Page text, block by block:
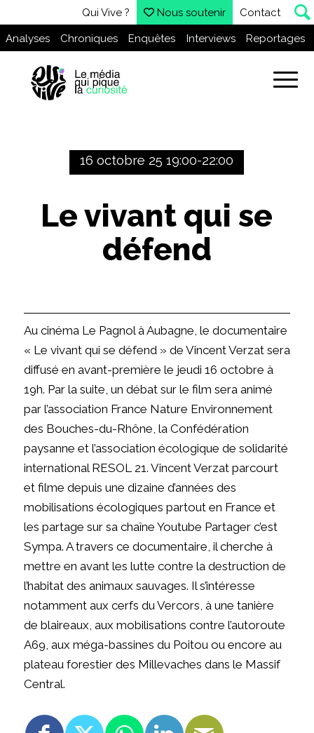
Qui Vive ? Nous soutenir Contact
Analyses Chroniques Enquêtes Interviews Reportages
16 octobre 25 19:00-22:00
Le vivant qui se
défend
Au cinéma Le Pagnol à Aubagne, le documentaire
« Le vivant qui se défend » de Vincent Verzat sera
diffusé en avant-première le jeudi 16 octobre à
19h. Par la suite, un débat sur le film sera animé
par l’association France Nature Environnement
des Bouches-du-Rhône, la Confédération
paysanne et l’association écologique de solidarité
international RESOL 21. Vincent Verzat parcourt
et filme depuis une dizaine d’années des
mobilisations écologiques partout en France et
les partage sur sa chaîne Youtube Partager c’est
Sympa. A travers ce documentaire, il cherche à
mettre en avant les lutte contre la destruction de
l’habitat des animaux sauvages. Il s’intéresse
notamment aux cerfs du Vercors, à une tanière
de blaireaux, aux mobilisations contre l’autoroute
A69, aux méga-bassines du Poitou ou encore au
plateau forestier des Millevaches dans le Massif
Central.